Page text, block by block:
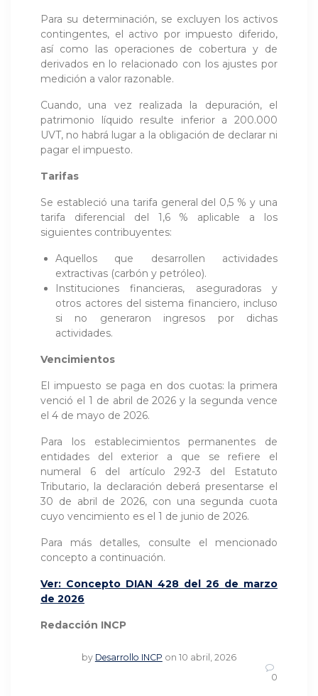
Para su determinación, se excluyen los activos
contingentes, el activo por impuesto diferido,
así como las operaciones de cobertura y de
derivados en lo relacionado con los ajustes por
medición a valor razonable.
Cuando, una vez realizada la depuración, el
patrimonio líquido resulte inferior a 200.000
UVT, no habrá lugar a la obligación de declarar ni
pagar el impuesto.
Tarifas
Se estableció una tarifa general del 0,5 % y una
tarifa diferencial del 1,6 % aplicable a los
siguientes contribuyentes:
Aquellos que desarrollen actividades
extractivas (carbón y petróleo).
Instituciones financieras, aseguradoras y
otros actores del sistema financiero, incluso
si no generaron ingresos por dichas
actividades.
Vencimientos
El impuesto se paga en dos cuotas: la primera
venció el 1 de abril de 2026 y la segunda vence
el 4 de mayo de 2026.
Para los establecimientos permanentes de
entidades del exterior a que se refiere el
numeral 6 del artículo 292-3 del Estatuto
Tributario, la declaración deberá presentarse el
30 de abril de 2026, con una segunda cuota
cuyo vencimiento es el 1 de junio de 2026.
Para más detalles, consulte el mencionado
concepto a continuación.
Ver: Concepto DIAN 428 del 26 de marzo
de 2026
Redacción INCP
by Desarrollo INCP on 10 abril, 2026
0